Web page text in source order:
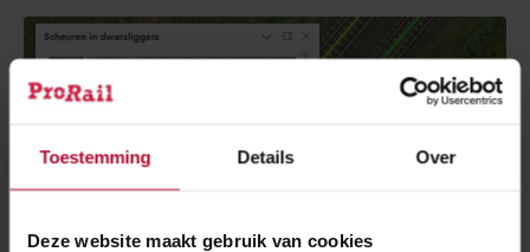
Toestemming Details Over
Deze website maakt gebruik van cookies